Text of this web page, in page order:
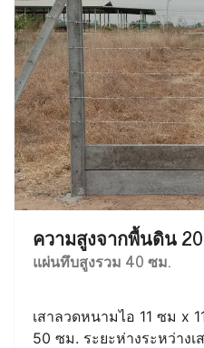
ความสูงจากพื้นดิน
แผ่นทึบสูงรวม 40 ซม.
เสาลวดหนามไอ 11 ซม x
50 ซม. ระยะห่างระหว่าง